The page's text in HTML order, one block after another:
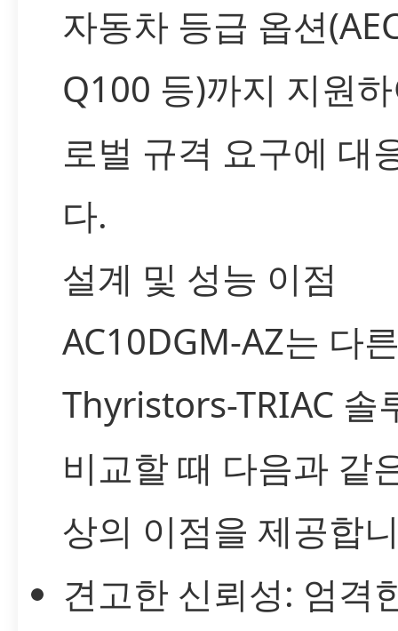
자동차 등급 옵션
Q100 등)까지 지원
로벌 규격 요구에 대
다.
설계 및 성능 이점
AC10DGM-AZ는 다
Thyristors-TRIAC 솔
비교할 때 다음과 같
상의 이점을 제공합
견고한 신뢰성: 엄격